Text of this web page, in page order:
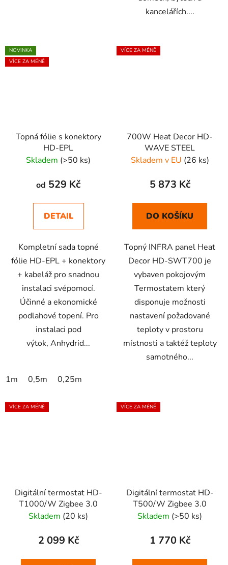
kancelářích....
NOVINKA
VÍCE ZA MÉNĚ
Topná fólie s konektory
HD-EPL
Skladem (>50 ks)
od 529 Kč
DETAIL
Kompletní sada topné
fólie HD-EPL + konektory
+ kabeláž pro snadnou
instalaci svépomocí.
Účinné a ekonomické
podlahové topení. Pro
instalaci pod
výtok, Anhydrid...
1m 0,5m 0,25m
VÍCE ZA MÉNĚ
700W Heat Decor HD-
WAVE STEEL
Skladem v EU (26 ks)
5 873 Kč
DO KOŠÍKU
Topný INFRA panel Heat
Decor HD-SWT700 je
vybaven pokojovým
Termostatem který
disponuje možnosti
nastavení požadované
teploty v prostoru
místnosti a taktéž teploty
samotného...
VÍCE ZA MÉNĚ
Digitální termostat HD-
T1000/W Zigbee 3.0
Skladem (20 ks)
2 099 Kč
VÍCE ZA MÉNĚ
Digitální termostat HD-
T500/W Zigbee 3.0
Skladem (>50 ks)
1 770 Kč